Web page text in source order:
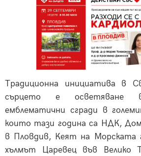
Традиционна инициатива в
сърцето е осветяване
емблематични сгради в
които тази година са НДК,
в Пловдив, Кеят на Морската
хълмът Царевец във Велико